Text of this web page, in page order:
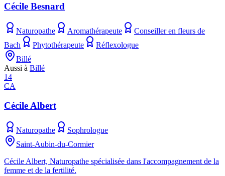
Cécile Besnard
Naturopathe Aromathérapeute
Conseiller en fleurs de
Bach
Phytothérapeute
Réflexologue
Billé
Aussi à Billé
14
CA
Cécile Albert
Naturopathe
Sophrologue
Saint-Aubin-du-Cormier
Cécile Albert, Naturopathe spécialisée dans l'accompagnement de la
femme et de la fertilité.